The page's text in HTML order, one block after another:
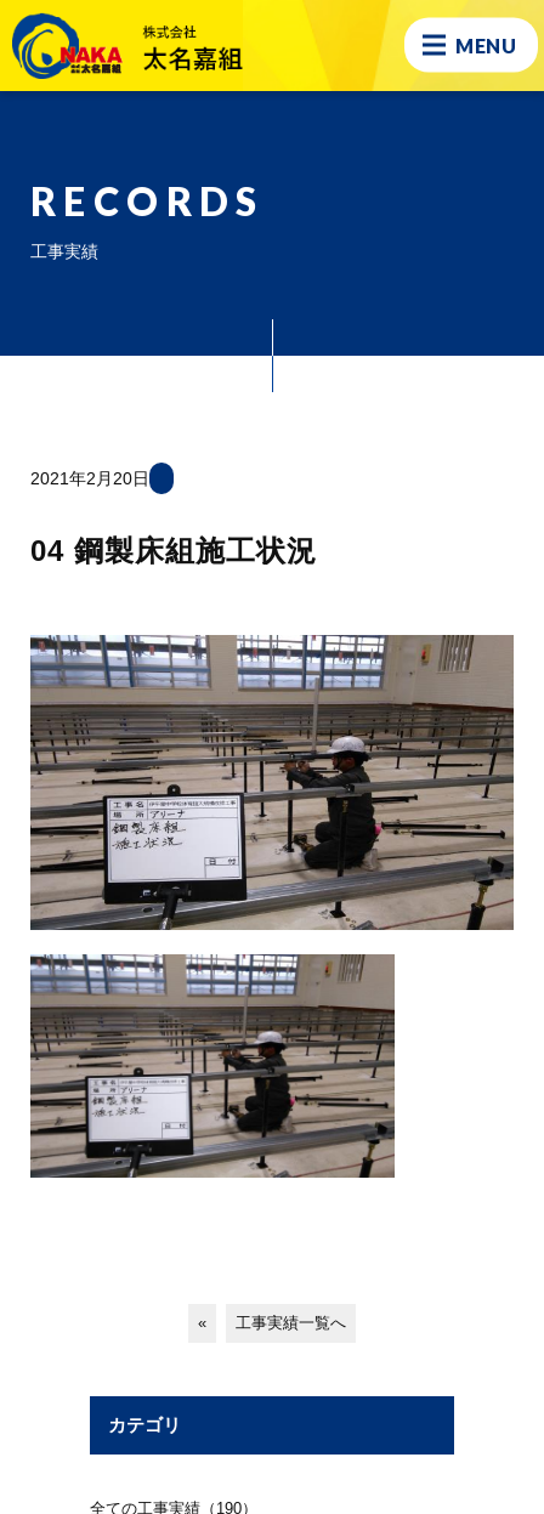
MENU
RECORDS
工事実績
2021年2月20日
04 鋼製床組施工状況
« 工事実績一覧へ
カテゴリ
全ての工事実績（190）